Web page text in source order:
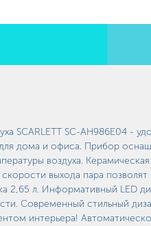
SCARLETT SC-AH986E04 -
дома и офиса. Прибор
воздуха.
выхода пара
2,65 л. Информативный LED
Современный стильный
интерьера!